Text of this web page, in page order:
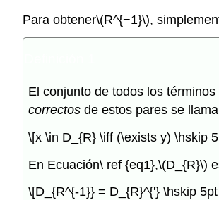
Para obtener\(R^{−1}\),
El conjunto de todos los términos
correctos de estos pares se
\[x \in D_{R} \iff (\exists y) \hskip
En Ecuación\ ref {eq1},\(D_{R}\)
\[D_{R^{-1}} = D_{R}^{'} \hskip